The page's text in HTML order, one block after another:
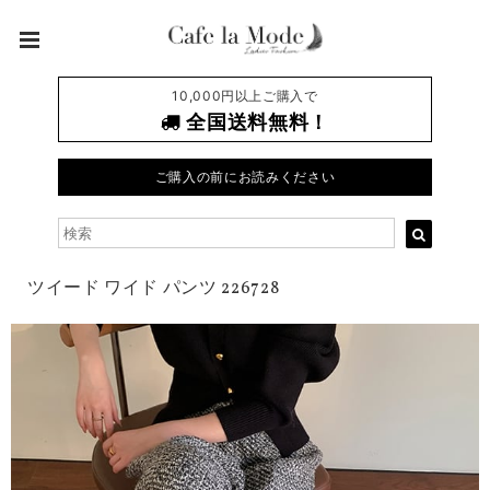
10,000円以上ご購入で
全国送料無料！
ご購入の前にお読みください
ツイード ワイド パンツ 226728